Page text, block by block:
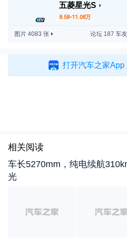
加热功能，这也成为标配。
内饰整体居家风格，内饰有
五菱星光S
8.58-11.08万
图片 4083 张 论坛 187 车友
打开汽车之家App
相关阅读
车长5270mm，纯电续航
光